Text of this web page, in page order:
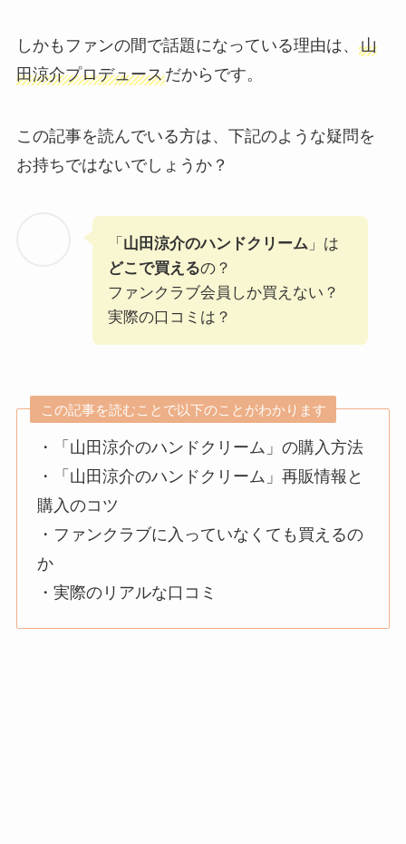
しかもファンの間で話題になっている理由は、 山
田涼介プロデュースだからです。
この記事を読んでいる方は、下記のような疑問を
お持ちではないでしょうか？
「 山田涼介のハンドクリーム 」は
どこで買えるの？
ファンクラブ会員しか買えない？
実際の口コミは？
この記事を読むことで以下のことがわかります
・「山田涼介のハンドクリーム」の購入方法
・「山田涼介のハンドクリーム」再販情報と
購入のコツ
・ファンクラブに入っていなくても買えるの
か
・実際のリアルな口コミ